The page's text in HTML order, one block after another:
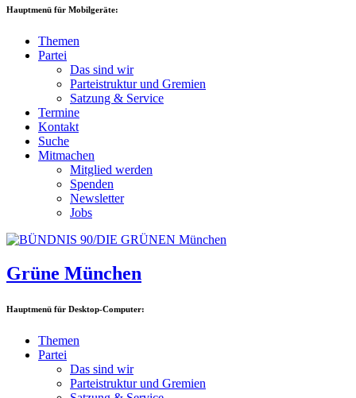
Hauptmenü für Mobilgeräte:
Themen
Partei
Das sind wir
Parteistruktur und Gremien
Satzung & Service
Termine
Kontakt
Suche
Mitmachen
Mitglied werden
Spenden
Newsletter
Jobs
Grüne München
Hauptmenü für Desktop-Computer:
Themen
Partei
Das sind wir
Parteistruktur und Gremien